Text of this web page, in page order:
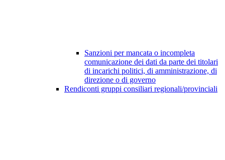
Sanzioni per mancata o incompleta
comunicazione dei dati da parte dei titolari
di incarichi politici, di amministrazione, di
direzione o di governo
Rendiconti gruppi consiliari regionali/provinciali